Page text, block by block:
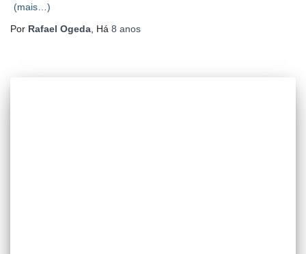
(mais…)
Por Rafael Ogeda , Há 8 anos